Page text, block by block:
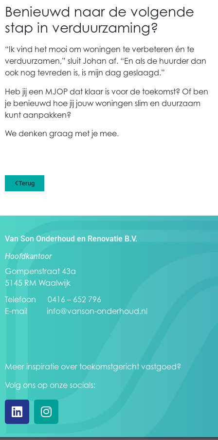
Benieuwd naar de volgende
stap in verduurzaming?
“Ik vind het mooi om woningen te verbeteren én te
verduurzamen,” sluit Johan af. “En als de huurder dan
ook nog tevreden is, is mijn dag geslaagd.”
Heb jij een MJOP dat klaar is voor de toekomst? Of ben
je benieuwd hoe jij jouw woningen slim en duurzaam
kunt aanpakken?
We denken graag met je mee.
Terug
Van Son Onderhoud en Renovatie B.V.
Hoofdkantoor
Gompenstraat 43a
5145 RM Waalwijk
Telefoon 0416 – 652 796
E-mail info@vanson-onderhoud.nl
Meer inspiratie over toekomstgericht vastgoed?
Volg ons op onze socials: